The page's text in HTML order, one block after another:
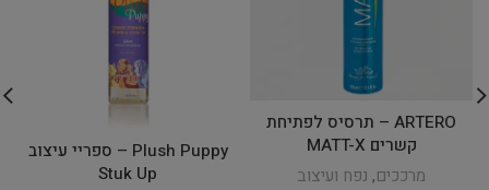
ARTERO – תרסיס לפתיחת
קשרים MATT-X
מרככים, נפח ועיצוב
Plush Puppy – ספריי עיצוב
Stuk Up